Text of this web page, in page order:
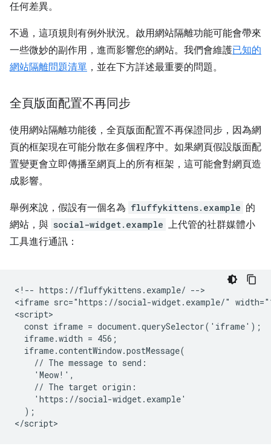
任何差異。
不過，這項規則有例外狀況。啟用網站隔離功能可能會帶來
一些微妙的副作用，進而影響您的網站。我們會維護已知的
網站隔離問題清單 ，並在下方詳述最重要的問題。
全頁版面配置不再同步
使用網站隔離功能後，全頁版面配置不再保證同步，因為網
頁的框架現在可能分散在多個程序中。如果網頁假設版面配
置變更會立即傳播至網頁上的所有框架，這可能會對網頁造
成影響。
舉例來說，假設有一個名為 fluffykittens.example 的
網站，與 social-widget.example 上代管的社群媒體小
工具進行通訊：
<!-- https://fluffykittens.example/ -->
<iframe src="https://social-widget.example/"
<script>
  const iframe = document.querySelector('iframe');
  iframe.width = 456;
  iframe.contentWindow.postMessage(
    // The message to send:
    'Meow!',
    // The target origin:
    'https://social-widget.example'
  );